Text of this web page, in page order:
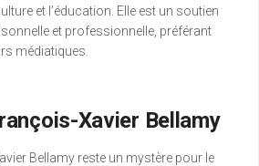
et l’éducation. Elle est un soutien
et professionnelle, préférant
médiatiques.
Xavier Bellamy
Bellamy reste un mystère pour le